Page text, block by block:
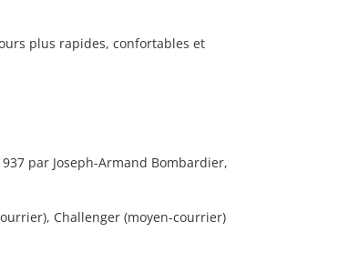
plus rapides, confortables et
par Joseph-Armand Bombardier,
Challenger (moyen-courrier)